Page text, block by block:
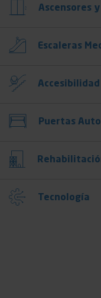
Ascensores
Escaleras
Accesibilidad
Puertas
Tecnología